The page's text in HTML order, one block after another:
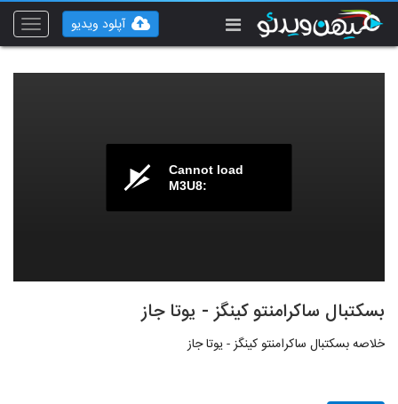
Toggle
آپلود ویدیو
Cannot load
M3U8:
بسکتبال ساکرامنتو کینگز - یوتا جاز
خلاصه بسکتبال ساکرامنتو کینگز - یوتا جاز